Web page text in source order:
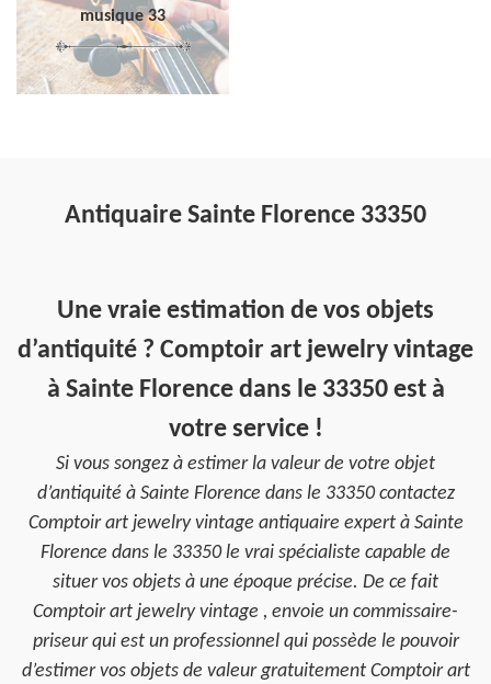
musique 33
Antiquaire Sainte Florence 33350
Une vraie estimation de vos objets
d’antiquité ? Comptoir art jewelry vintage
à Sainte Florence dans le 33350 est à
votre service !
Si vous songez à estimer la valeur de votre objet
d’antiquité à Sainte Florence dans le 33350 contactez
Comptoir art jewelry vintage antiquaire expert à Sainte
Florence dans le 33350 le vrai spécialiste capable de
situer vos objets à une époque précise. De ce fait
Comptoir art jewelry vintage , envoie un commissaire-
priseur qui est un professionnel qui possède le pouvoir
d’estimer vos objets de valeur gratuitement Comptoir art